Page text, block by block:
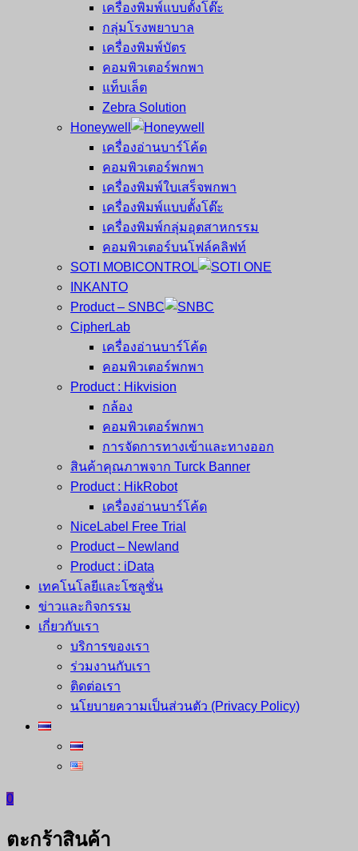
เครื่องพิมพ์แบบตั้งโต๊ะ
กลุ่มโรงพยาบาล
เครื่องพิมพ์บัตร
คอมพิวเตอร์พกพา
แท็บเล็ต
Zebra Solution
Honeywell
เครื่องอ่านบาร์โค้ด
คอมพิวเตอร์พกพา
เครื่องพิมพ์ใบเสร็จพกพา
เครื่องพิมพ์แบบตั้งโต๊ะ
เครื่องพิมพ์กลุ่มอุตสาหกรรม
คอมพิวเตอร์บนโฟล์คลิฟท์
SOTI MOBICONTROL
INKANTO
Product – SNBC
CipherLab
เครื่องอ่านบาร์โค้ด
คอมพิวเตอร์พกพา
Product : Hikvision
กล้อง
คอมพิวเตอร์พกพา
การจัดการทางเข้าและทางออก
สินค้าคุณภาพจาก Turck Banner
Product : HikRobot
เครื่องอ่านบาร์โค้ด
NiceLabel Free Trial
Product – Newland
Product : iData
เทคโนโลยีและโซลูชั่น
ข่าวและกิจกรรม
เกี่ยวกับเรา
บริการของเรา
ร่วมงานกับเรา
ติดต่อเรา
นโยบายความเป็นส่วนตัว (Privacy Policy)
0
ตะกร้าสินค้า